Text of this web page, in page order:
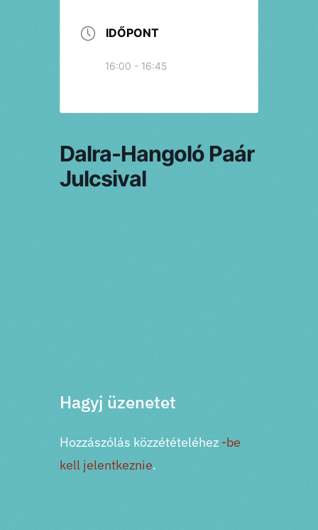
IDŐPONT
16:00 - 16:45
Dalra-Hangoló Paár
Julcsival
Hagyj üzenetet
Hozzászólás közzétételéhez -be
kell jelentkeznie.